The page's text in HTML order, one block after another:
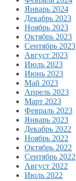
Январь 2024
Декабрь 2023
Ноябрь 2023
Октябрь 2023
Сентябрь 2023
Август 2023
Июль 2023
Июнь 2023
Май 2023
Апрель 2023
Март 2023
Февраль 2023
Январь 2023
Декабрь 2022
Ноябрь 2022
Октябрь 2022
Сентябрь 2022
Август 2022
Июль 2022